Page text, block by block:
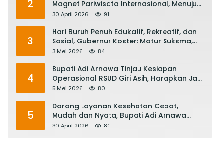
2
Magnet Pariwisata Internasional, Menuju
Satu Abad Pariwisata Bali
30 April 2026 91
3
Hari Buruh Penuh Edukatif, Rekreatif, dan
Sosial, Gubernur Koster: Matur Suksma,
Keringat Pekerja Mesin Ekonomi Bali
3 Mei 2026 84
4
Bupati Adi Arnawa Tinjau Kesiapan
Operasional RSUD Giri Asih, Harapkan Jadi
RS Rujukan Terbaik
5 Mei 2026 80
5
Dorong Layanan Kesehatan Cepat,
Mudah dan Nyata, Bupati Adi Arnawa
Evaluasi ‘Mantap Nak Badung’
30 April 2026 80